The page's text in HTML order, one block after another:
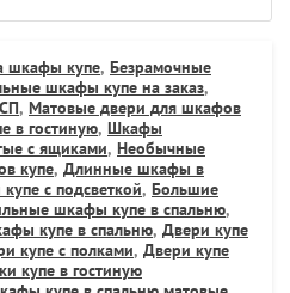
шкафы купе, Безрамочные
шкафы купе на заказ,
, Матовые двери для шкафов
в гостиную, Шкафы
с ящиками, Необычные
купе, Длинные шкафы в
с подсветкой, Большие
шкафы купе в спальню,
купе в спальню, Двери купе
купе с полками, Двери купе
купе в гостиную